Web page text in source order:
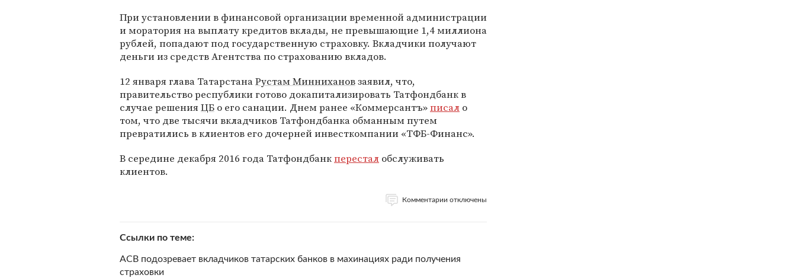
При установлении в финансовой организации временной администрации
и моратория на выплату кредитов вклады, не превышающие 1,4 миллиона
рублей, попадают под государственную страховку. Вкладчики получают
деньги из средств Агентства по страхованию вкладов.
12 января глава ТатарстанаРустам Миннихановзаявил, что,
правительство республики готово докапитализировать Татфондбанк в
случае решенияЦБ о его санации. Днем ранее «Коммерсантъ»писал о
том, что две тысячи вкладчиков Татфондбанка обманным путем
превратились в клиентов его дочерней инвесткомпании «ТФБ-Финанс».
В середине декабря 2016 года Татфондбанкперестал обслуживать
клиентов.
Комментарии отключены
Ссылки по теме
АСВ подозревает вкладчиков татарских банков в махинациях ради получения
страховки